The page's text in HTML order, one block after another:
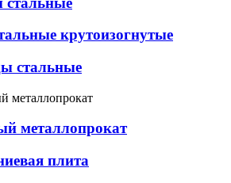
крутоизогнутые
стальные
металлопрокат
плита